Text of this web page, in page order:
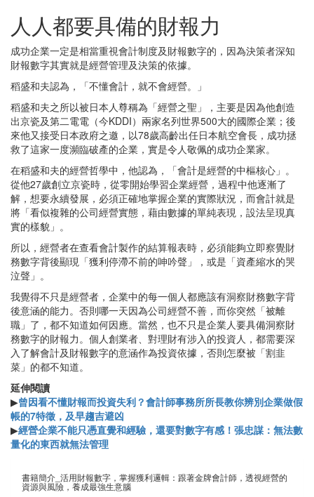
人人都要具備的財報力
成功企業一定是相當重視會計制度及財報數字的，因為決策者深知
財報數字其實就是經營管理及決策的依據。
稻盛和夫認為，「不懂會計，就不會經營。」
稻盛和夫之所以被日本人尊稱為「經營之聖」，主要是因為他創造
出京瓷及第二電電（今KDDI）兩家名列世界500大的國際企業；後
來他又接受日本政府之邀，以78歲高齡出任日本航空會長，成功拯
救了這家一度瀕臨破產的企業，實是令人敬佩的成功企業家。
在稻盛和夫的經營哲學中，他認為，「會計是經營的中樞核心」。
從他27歲創立京瓷時，從零開始學習企業經營，過程中他逐漸了
解，想要永續發展，必須正確地掌握企業的實際狀況，而會計就是
將「看似複雜的公司經營實態，藉由數據的單純表現，設法呈現真
實的樣貌」。
所以，經營者在查看會計製作的結算報表時，必須能夠立即察覺財
務數字背後顯現「獲利停滯不前的呻吟聲」，或是「資產縮水的哭
泣聲」。
我覺得不只是經營者，企業中的每一個人都應該有洞察財務數字背
後意涵的能力。否則哪一天因為公司經營不善，而你突然「被離
職」了，都不知道如何因應。當然，也不只是企業人要具備洞察財
務數字的財報力。個人創業者、對理財有涉入的投資人，都需要深
入了解會計及財報數字的意涵作為投資依據，否則怎麼被「割韭
菜」的都不知道。
延伸閱讀
▶曾因看不懂財報而投資失利？會計師事務所所長教你辨別企業做假
帳的7特徵，及早趨吉避凶
▶經營企業不能只憑直覺和經驗，還要對數字有感！張忠謀：無法數
量化的東西就無法管理
書籍簡介_活用財報數字，掌握獲利邏輯：跟著金牌會計師，透視經營的
資源與風險，養成最強生意腦